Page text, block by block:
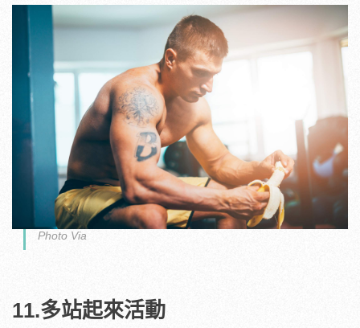
Photo Via
11.多站起來活動